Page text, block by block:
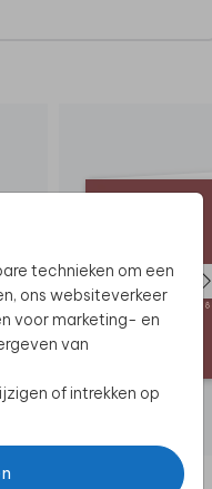
technieken om een
ons websiteverkeer
voor marketing- en
van
of intrekken op
geleverd bij de
de bovenzijde
alle vlaggenhier.